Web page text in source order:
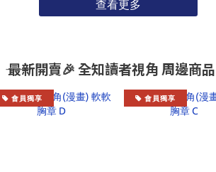
香料
ver.【日本進
查看更多
―― 最新開賣🎉 全知讀者視角 周邊商
會員獨享 會員獨享